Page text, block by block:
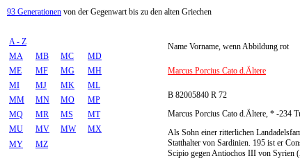
93 Generationen von der Gegenwart bis zu den alten Griechen
A - Z
MA
MB MC
MD
ME
MF MG
MH
MI
MJ MK
ML
MM
MN MO
MP
MQ
MR MS
MT
MU
MV MW
MX
MY
MZ
Name Vorname, wenn Abbildung rot
Marcus Porcius Cato d.Ältere
B 82005840 R 72
Marcus Porcius Cato d.Ältere, * -234
Als Sohn einer ritterlichen
Statthalter von Sardinien. 195 ist er
Scipio gegen Antiochos III von Syrien